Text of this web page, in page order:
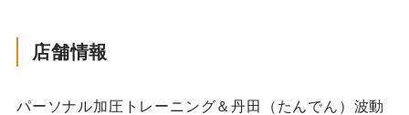
店舗情報
パーソナル加圧トレーニング＆丹田（たんでん）波動